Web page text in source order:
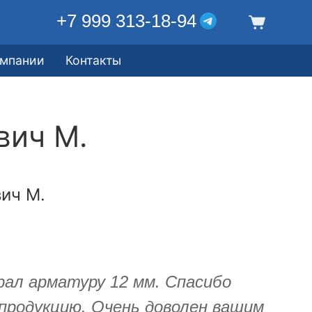
+7 999 313-18-94
Контакты
М.
М.
арматуру 12 мм. Спасибо
Очень доволен вашим